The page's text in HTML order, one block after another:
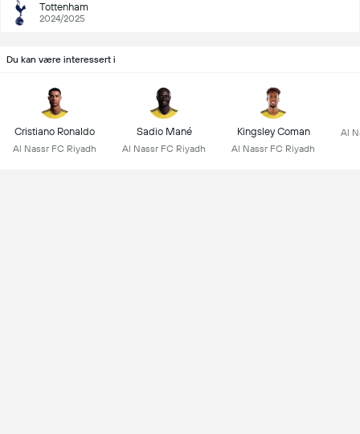
Tottenham
2024/2025
Du kan være interessert i
Cristiano Ronaldo
Al Nassr FC Riyadh
Sadio Mané
Al Nassr FC Riyadh
Kingsley Coman
Al Nassr FC Riyadh
Al